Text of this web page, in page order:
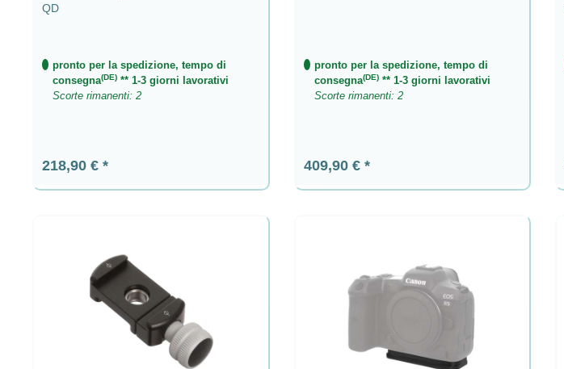
QD
pronto per la spedizione, tempo di
consegna(DE) ** 1-3 giorni lavorativi
Scorte rimanenti: 2
Prezzo normale:
218,90 €
pronto per la spedizione, tempo di
consegna(DE)** 1-3 giorni lavorativi
Scorte rimanenti: 2
Prezzo normale:
409,90 €